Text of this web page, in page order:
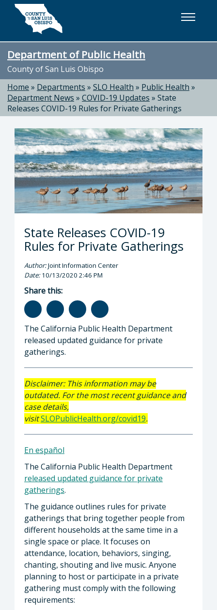
Skip to main content
Department of Public Health
County of San Luis Obispo
Home » Departments » SLO Health » Public Health »
Department News » COVID-19 Updates » State
Releases COVID-19 Rules for Private Gatherings
State Releases COVID-19
Rules for Private Gatherings
Author:Joint Information Center
Date:10/13/2020 2:46 PM
Share this:
The California Public Health Department
released updated guidance for private
gatherings.
Disclaimer: This information may be
outdated. For the most recent guidance and
case details,
visitSLOPublicHealth.org/covid19.
En español
The California Public Health Department
released updated guidance for private
gatherings.
The guidance outlines rules for private
gatherings that bring together people from
different households at the same time in a
single space or place. It focuses on
attendance, location, behaviors, singing,
chanting, shouting and live music. Anyone
planning to host or participate in a private
gathering must comply with the following
requirements: